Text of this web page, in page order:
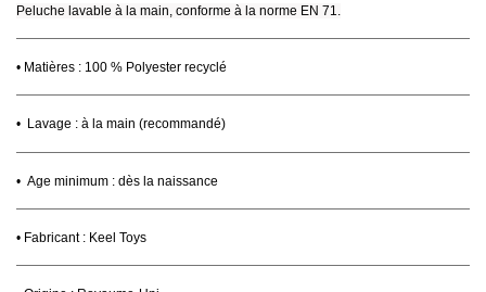
Peluche lavable à la main, conforme à la norme EN 71.
• Matières : 100 % Polyester recyclé
• Lavage : à la main (recommandé)
• Age minimum : dès la naissance
• Fabricant : Keel Toys